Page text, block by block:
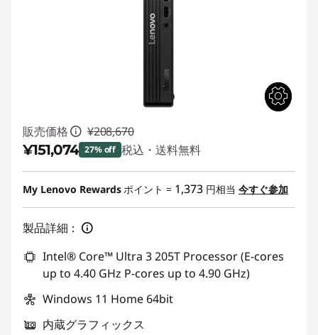
販売価格 ¥208,670
¥151,074 27% off 税込・送料無料
特別割引 :-¥57,596
My Lenovo Rewardsポイント = 1,373 円相当 今すぐ参加
製品詳細：
Intel® Core™ Ultra 3 205T Processor (E-cores
up to 4.40 GHz P-cores up to 4.90 GHz)
Windows 11 Home 64bit
内蔵グラフィックス